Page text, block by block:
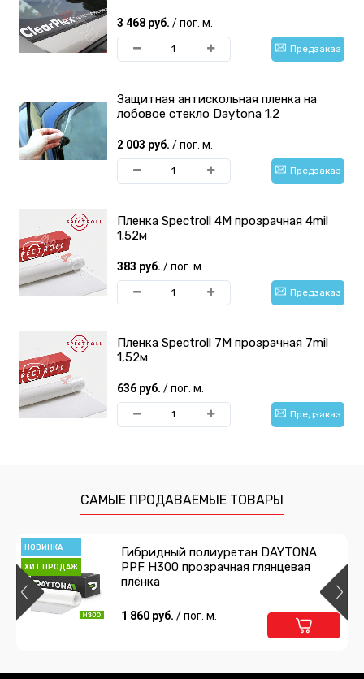
3 468 руб. / пог. м.
Предзаказ
Защитная антискольная пленка на
лобовое стекло Daytona 1.2
2 003 руб. / пог. м.
Предзаказ
Пленка Spectroll 4M прозрачная 4mil
1.52м
383 руб. / пог. м.
Предзаказ
Пленка Spectroll 7M прозрачная 7mil
1,52м
636 руб. / пог. м.
Предзаказ
САМЫЕ ПРОДАВАЕМЫЕ ТОВАРЫ
НОВИНКА
ХИТ ПРОДАЖ
Гибридный полиуретан DAYTONA
PPF H300 прозрачная глянцевая
плёнка
1 860 руб. / пог. м.